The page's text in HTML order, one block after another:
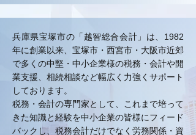
兵庫県宝塚市の「越智総合会計」は、1982
年に創業以来、宝塚市・西宮市・大阪市近郊
で多くの中堅・中小企業様の税務・会計や開
業支援、相続相談など幅広く力強くサポート
しております。
税務・会計の専門家として、これまで培って
きた知識と経験を中小企業の皆様にフィード
バックし、税務会計だけでなく労務関係・資